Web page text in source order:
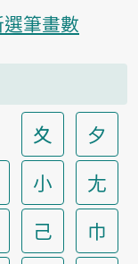
筆畫數
夊
夕
小
尢
己
巾